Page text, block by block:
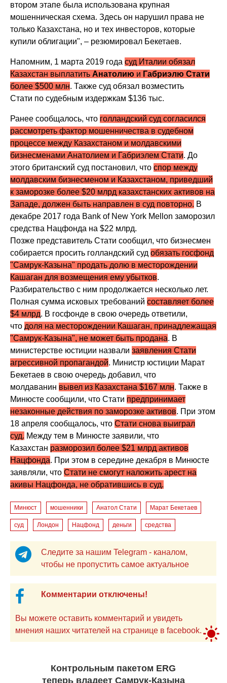
втором этапе была использована крупная
мошенническая схема. Здесь он нарушил права не
только Казахстана, но и тех инвесторов, которые
купили облигации", – резюмировал Бекетаев.
Напомним, 1 марта 2019 годасуд Италии обязал
Казахстан выплатитьАнатолию и Габриэлю Стати
более $500 млн. Также суд обязал возместить
Стати по судебным издержкам $136 тыс.
Ранее сообщалось, что голландский суд согласился
рассмотреть фактор мошенничества в судебном
процессе между Казахстаном и молдавскими
бизнесменами Анатолием и Габриэлем Стати. До
этого британский суд постановил, чтоспор между
молдавским бизнесменом и Казахстаном, приведший
к заморозке более $20 млрд казахстанских активов на
Западе, должен быть направлен в суд повторно. В
декабре 2017 года Bank of New York Mellon заморозил
средства Нацфонда на $22 млрд.
Позже представитель Стати сообщил, что бизнесмен
собирается просить голландский судобязать госфонд
"Самрук-Казына" продать долю в месторождении
Кашаган для возмещения ему убытков.
Разбирательство с ним продолжается несколько лет.
Полная сумма исковых требованийсоставляет более
$4 млрд. В госфонде в свою очередь ответили,
что доля на месторождении Кашаган, принадлежащая
"Самрук-Казына", не может быть продана. В
министерстве юстиции назвализаявления Стати
агрессивной пропагандой. Министр юстиции Марат
Бекетаев в свою очередь добавил, что
молдаванин вывел из Казахстана $167 млн. Также в
Минюсте сообщили, что Стати предпринимает
незаконные действия по заморозке активов. При этом
18 апреля сообщалось, чтоСтати снова выиграл
суд. Между тем в Минюсте заявили, что
Казахстан разморозил более $21 млрд активов
Нацфонда. При этом в середине декабря в Минюсте
заявляли, чтоСтати не смогут наложить арест на
акивы Нацфонда, не обратившись в суд.
Минюст мошенники Анатол Стати Марат Бекетаев
суд Лондон Нацфонд деньги средства
Следите за нашим Telegram - каналом,
чтобы не пропустить самое актуальное
Комментарии отключены!
Вы можете оставить комментарий и увидеть
мнения наших читателей на странице в facebook.
Контрольным пакетом ERG
теперь владеет Самрук-Қазына